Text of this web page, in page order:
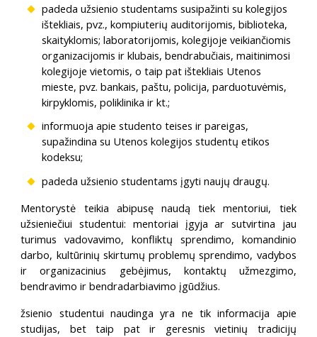
padeda užsienio studentams susipažinti su kolegijos
ištekliais, pvz., kompiuterių auditorijomis, biblioteka,
skaityklomis; laboratorijomis, kolegijoje veikiančiomis
organizacijomis ir klubais, bendrabučiais, maitinimosi
kolegijoje vietomis, o taip pat ištekliais Utenos
mieste, pvz. bankais, paštu, policija, parduotuvėmis,
kirpyklomis, poliklinika ir kt.;
informuoja apie studento teises ir pareigas,
supažindina su Utenos kolegijos studentų etikos
kodeksu;
padeda užsienio studentams įgyti naujų draugų.
Mentorystė teikia abipusę naudą tiek mentoriui, tiek
užsieniečiui studentui: mentoriai įgyja ar sutvirtina jau
turimus vadovavimo, konfliktų sprendimo, komandinio
darbo, kultūrinių skirtumų problemų sprendimo, vadybos
ir organizacinius gebėjimus, kontaktų užmezgimo,
bendravimo ir bendradarbiavimo įgūdžius.
žsienio studentui naudinga yra ne tik informacija apie
studijas, bet taip pat ir geresnis vietinių tradicijų